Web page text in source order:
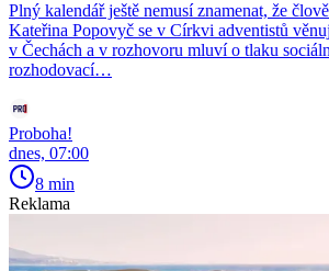
Plný kalendář ještě nemusí znamenat, že
Kateřina Popovyč se v Církvi adventistů
v Čechách a v rozhovoru mluví o tlaku
rozhodovací…
Proboha!
dnes, 07:00
8 min
Reklama